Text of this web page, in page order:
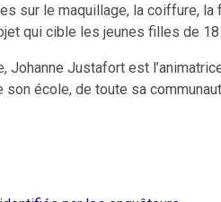
sur le maquillage, la coiffure,
qui cible les jeunes filles de 18
Justafort est
école, de toute sa